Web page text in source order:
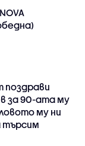
поздрави
за 90-ата му
му ни
търсим